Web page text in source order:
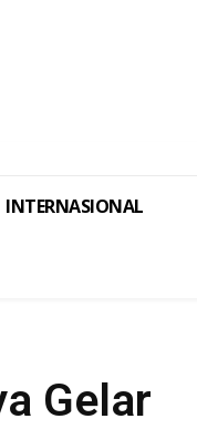
INTERNASIONAL
Gelar